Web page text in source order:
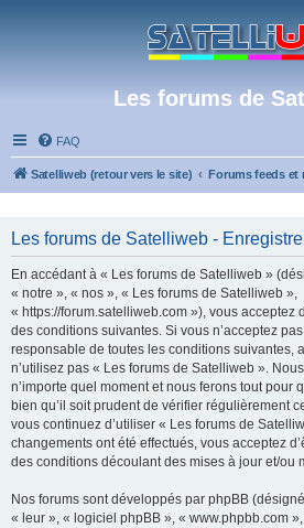
Les forums de
FAQ
Satelliweb (retour vers le site) Forums feeds et
Les forums de Satelliweb -
En accédant à « Les forums de Satelliweb »
« notre », « nos », « Les forums de Satelliweb »,
« https://forum.satelliweb.com »), vous acceptez
des conditions suivantes. Si vous n’acceptez
responsable de toutes les conditions suivantes,
n’utilisez pas « Les forums de Satelliweb ».
n’importe quel moment et nous ferons tout pour
bien qu’il soit prudent de vérifier régulièrement
vous continuez d’utiliser « Les forums de
changements ont été effectués, vous acceptez
des conditions découlant des mises à jour et/ou
Nos forums sont développés par phpBB
« leur », « logiciel phpBB », « www.phpbb.com